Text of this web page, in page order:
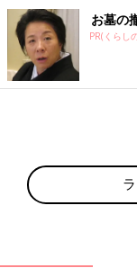
お墓の
PR(くらし